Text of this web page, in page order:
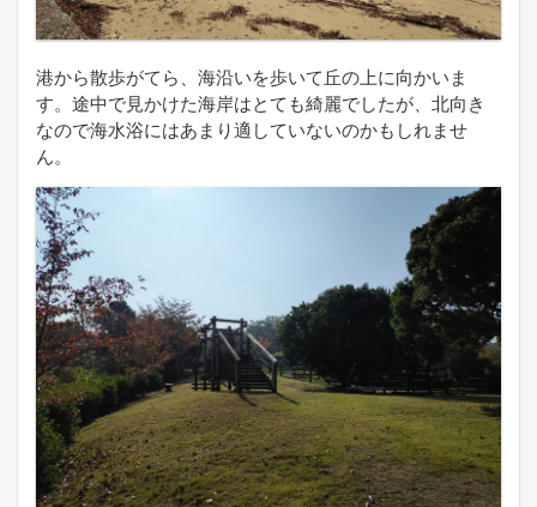
港から散歩がてら、海沿いを歩いて丘の上に向かいま
す。途中で見かけた海岸はとても綺麗でしたが、北向き
なので海水浴にはあまり適していないのかもしれませ
ん。